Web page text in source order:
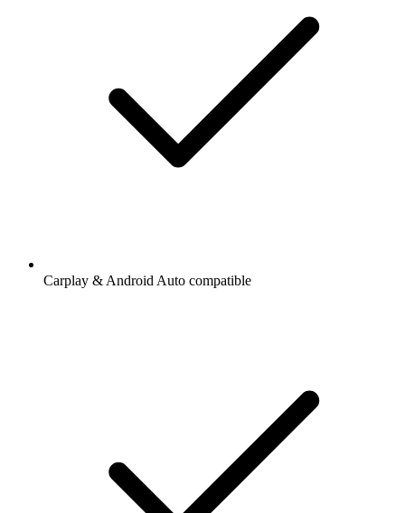
Carplay & Android Auto compatible